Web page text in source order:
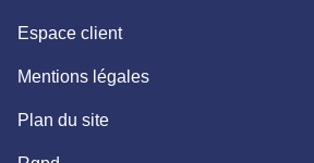
Espace client
Mentions légales
Plan du site